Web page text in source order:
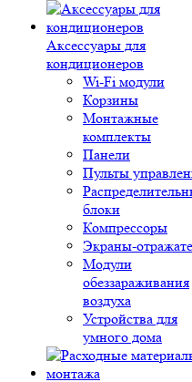
Аксессуары для
кондиционеров
Wi-Fi модули
Корзины
Монтажные
комплекты
Панели
Пульты
блоки
Компрессоры
Экраны-
Модули
обеззараживания
воздуха
Устройства для
умного дома